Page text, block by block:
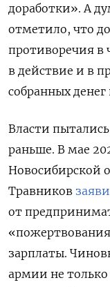
доработки». А
отметило, что
противоречия в
в действие и в
собранных
Власти
раньше. В мае
Новосибирской
Травников
от
зарплаты.
армии не